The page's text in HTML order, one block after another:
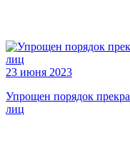
23 июня 2023
Упрощен порядок
лиц